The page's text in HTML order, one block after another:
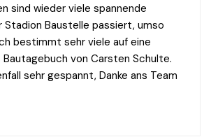
sind wieder viele spannende
Stadion Baustelle passiert, umso
bestimmt sehr viele auf eine
von Carsten Schulte.
sehr gespannt, Danke ans Team